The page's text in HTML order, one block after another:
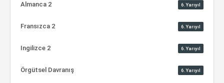
Almanca 2 6.Yarıyıl
Fransızca 2 6.Yarıyıl
Ingilizce 2 6.Yarıyıl
Örgütsel Davranış 6.Yarıyıl